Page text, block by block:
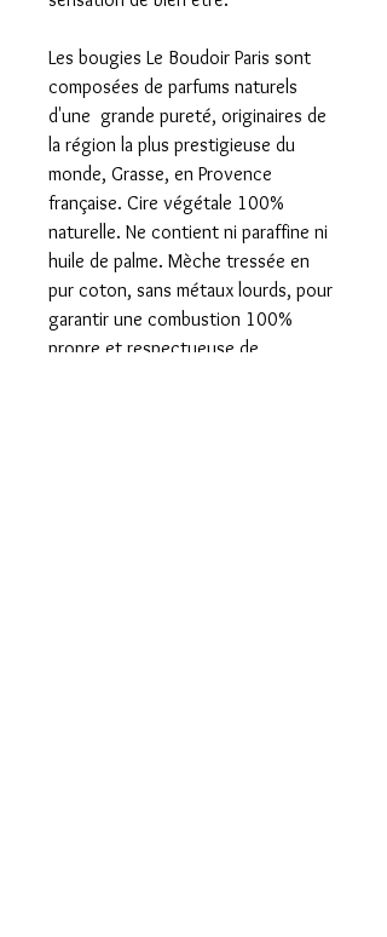
Les bougies Le Boudoir Paris sont
composées de parfums naturels
d'une grande pureté, originaires de
la région la plus prestigieuse du
monde, Grasse, en Provence
française. Cire végétale 100%
naturelle. Ne contient ni paraffine ni
huile de palme. Mèche tressée en
pur coton, sans métaux lourds, pour
garantir une combustion 100%
propre et respectueuse de